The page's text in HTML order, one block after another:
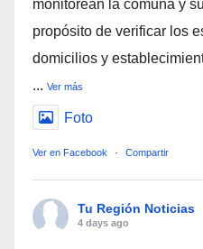
monitorean la comuna y
propósito de verificar los
domicilios y
... Ver más
Foto
Ver en Facebook · Compartir
Tu Región Noticias
4 days ago